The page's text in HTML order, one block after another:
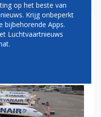
op het beste van
Krijg onbeperkt
bijbehorende Apps.
Luchtvaartnieuws